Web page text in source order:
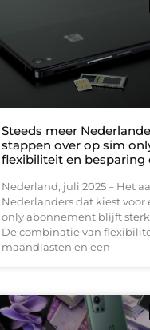
Steeds meer
stappen over op sim
flexibiliteit en besparing
Nederland, juli 2025 – Het
Nederlanders dat kiest voor
only abonnement blijft
De combinatie van
maandlasten en een